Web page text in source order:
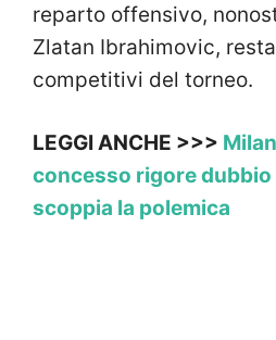
reparto offensivo,
Zlatan Ibrahimovic,
competitivi del torneo.
LEGGI ANCHE >>>
concesso rigore
scoppia la polemica